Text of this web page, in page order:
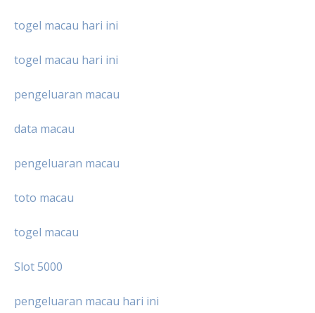
togel macau hari ini
togel macau hari ini
pengeluaran macau
data macau
pengeluaran macau
toto macau
togel macau
Slot 5000
pengeluaran macau hari ini